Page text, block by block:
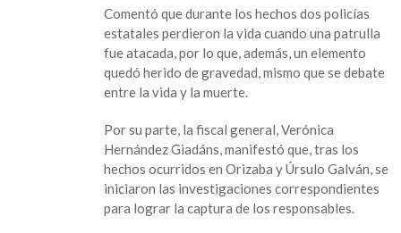
Comentó que durante los hechos dos policías
estatales perdieron la vida cuando una patrulla
fue atacada, por lo que, además, un elemento
quedó herido de gravedad, mismo que se debate
entre la vida y la muerte.
Por su parte, la fiscal general, Verónica
Hernández Giadáns, manifestó que, tras los
hechos ocurridos en Orizaba y Úrsulo Galván, se
iniciaron las investigaciones correspondientes
para lograr la captura de los responsables.